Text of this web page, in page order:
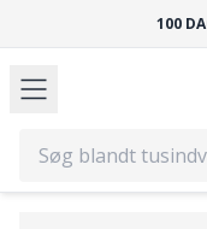
100